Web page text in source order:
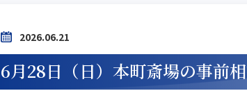
2026.06.21
6月28日（日）本町斎場の事前